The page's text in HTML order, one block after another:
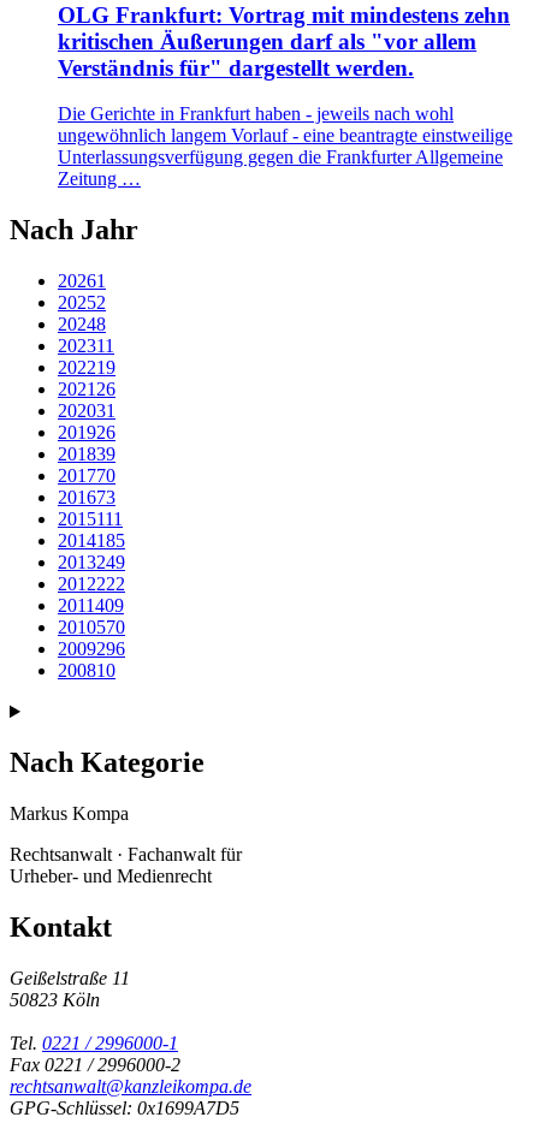
OLG Frankfurt: Vortrag mit mindestens zehn
kritischen Äußerungen darf als "vor allem
Verständnis für" dargestellt werden.
Die Gerichte in Frankfurt haben - jeweils nach wohl
ungewöhnlich langem Vorlauf - eine beantragte einstweilige
Unterlassungsverfügung gegen die Frankfurter Allgemeine
Zeitung …
Nach Jahr
20261
20252
20248
202311
202219
2021 26
202031
201926
201839
201770
201673
2015111
2014185
2013249
2012222
2011409
2010570
2009296
200810
Nach Kategorie
Markus Kompa
Rechtsanwalt · Fachanwalt für
Urheber- und Medienrecht
Kontakt
Geißelstraße 11
50823 Köln
Tel. 0221 / 2996000-1
Fax 0221 / 2996000-2
rechtsanwalt@kanzleikompa.de
GPG-Schlüssel: 0x1699A7D5